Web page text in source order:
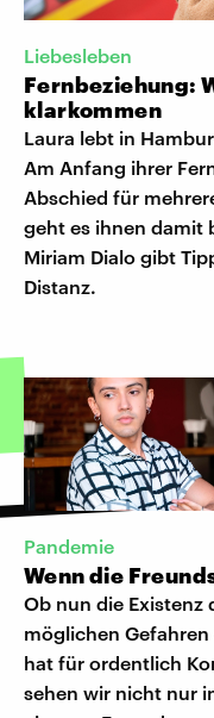
Liebesleben
Fernbeziehung:
klarkommen
Laura lebt in
Am Anfang ihrer
Abschied für
geht es ihnen damit
Miriam Dialo gibt
Distanz.
Pandemie
Wenn die
Ob nun die Existenz
möglichen
hat für ordentlich
sehen wir nicht nur